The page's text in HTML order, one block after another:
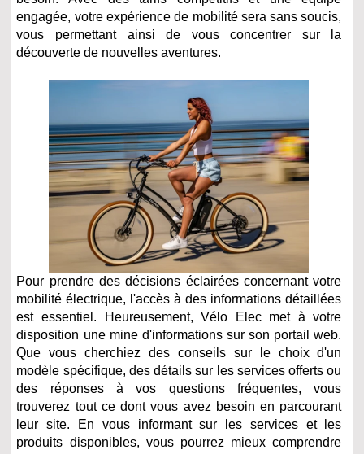
engagée, votre expérience de mobilité sera sans soucis,
vous permettant ainsi de vous concentrer sur la
découverte de nouvelles aventures.
Pour prendre des décisions éclairées concernant votre
mobilité électrique, l'accès à des informations détaillées
est essentiel. Heureusement, Vélo Elec met à votre
disposition une mine d'informations sur son portail web.
Que vous cherchiez des conseils sur le choix d'un
modèle spécifique, des détails sur les services offerts ou
des réponses à vos questions fréquentes, vous
trouverez tout ce dont vous avez besoin en parcourant
leur site. En vous informant sur les services et les
produits disponibles, vous pourrez mieux comprendre